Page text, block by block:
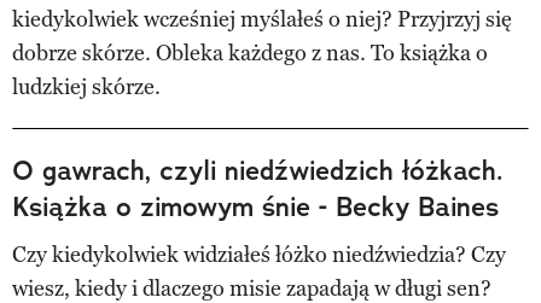
kiedykolwiek wcześniej myślałeś o niej? Przyjrzyj się
dobrze skórze. Obleka każdego z nas. To książka o
ludzkiej skórze.
O gawrach, czyli niedźwiedzich łóżkach.
Książka o zimowym śnie - Becky Baines
Czy kiedykolwiek widziałeś łóżko niedźwiedzia? Czy
wiesz, kiedy i dlaczego misie zapadają w długi sen?